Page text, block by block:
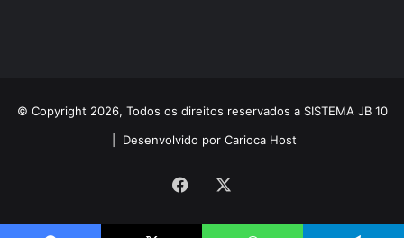
© Copyright 2026, Todos os direitos reservados a SISTEMA JB 10
Desenvolvido por Carioca Host
Facebook